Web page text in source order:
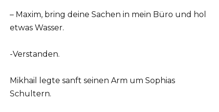
– Maxim, bring deine Sachen in mein Büro und hol
etwas Wasser.
-Verstanden.
Mikhail legte sanft seinen Arm um Sophias
Schultern.